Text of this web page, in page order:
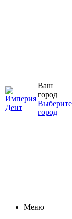
Ваш
город
Выберите
город
Меню